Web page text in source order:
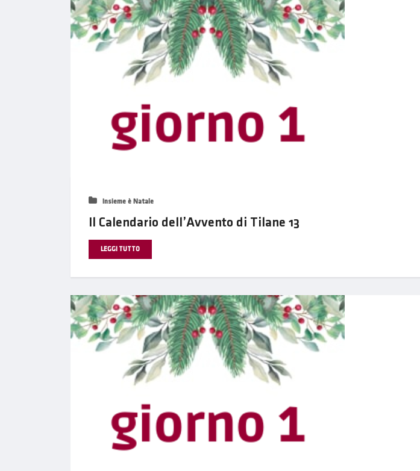
Insieme è Natale
Il Calendario dell’Avvento di Tilane 13
LEGGI TUTTO